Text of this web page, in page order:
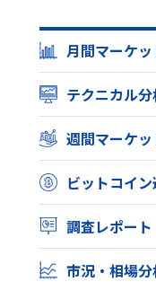
月間マーケ
テクニカル分
週間マーケ
ビットコイ
調査レポート
市況・相場分